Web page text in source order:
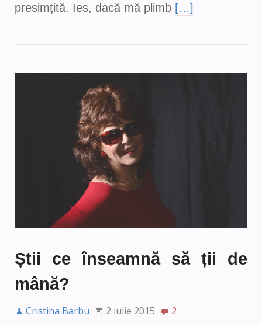
presimțită. Ies, dacă mă plimb […]
Știi ce înseamnă să ții de
mână?
Cristina Barbu 2 iulie 2015
2